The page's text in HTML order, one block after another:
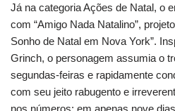
Já na categoria Ações de Natal, o
com “Amigo Nada Natalino”,
Sonho de Natal em Nova York”.
Grinch, o personagem assumia o
segundas-feiras e rapidamente
com seu jeito rabugento e
nos números: em apenas nove